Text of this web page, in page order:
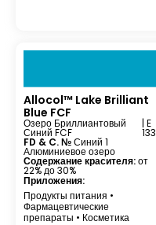
Allocol™ Lake Brilliant
Blue FCF
Озеро Бриллиантовый
Синий FCF
| E
133
FD & C. №Синий 1
Алюминиевое озеро
Содержание красителя:от
22% до 30%
Приложения:
Продукты питания •
Фармацевтические
препараты • Косметика